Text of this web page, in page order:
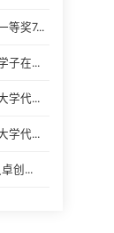
等奖7...
子在...
学代...
学代...
创...